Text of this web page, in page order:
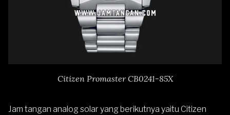
Citizen Promaster CB0241-85X
Jam tangan analog solar yang berikutnya yaitu Citizen